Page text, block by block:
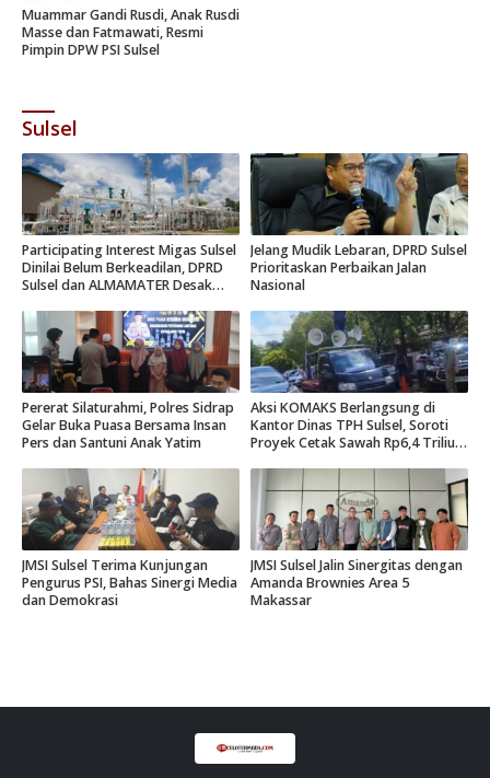
Muammar Gandi Rusdi, Anak Rusdi
Masse dan Fatmawati, Resmi
Pimpin DPW PSI Sulsel
Sulsel
Participating Interest Migas Sulsel
Dinilai Belum Berkeadilan, DPRD
Sulsel dan ALMAMATER Desak
Jelang Mudik Lebaran, DPRD Sulsel
Prioritaskan Perbaikan Jalan
Nasional
Pererat Silaturahmi, Polres Sidrap
Gelar Buka Puasa Bersama Insan
Pers dan Santuni Anak Yatim
Aksi KOMAKS Berlangsung di
Kantor Dinas TPH Sulsel, Soroti
Proyek Cetak Sawah Rp6,4 Triliun
JMSI Sulsel Terima Kunjungan
Pengurus PSI, Bahas Sinergi Media
dan Demokrasi
JMSI Sulsel Jalin Sinergitas dengan
Amanda Brownies Area 5
Makassar